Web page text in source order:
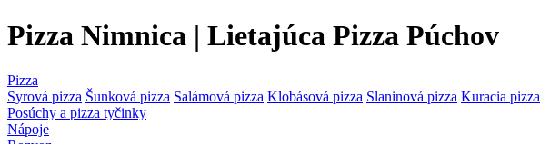
Pizza Nimnica | Lietajúca Pizza Púchov
Pizza
Syrová pizza Šunková pizza Salámová pizza Klobásová pizza Slaninová pizza Kuracia pizza
Posúchy a pizza tyčinky
Nápoje